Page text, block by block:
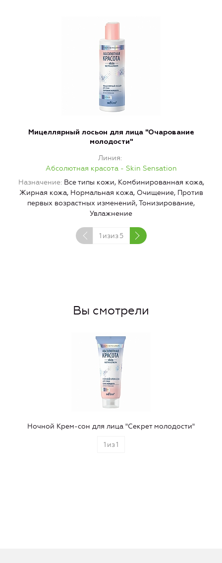
Мицеллярный лосьон для лица "Очарование
молодости"
Линия
Абсолютная красота - Skin Sensation
Назначение Все типы кожи, Комбинированная кожа,
Жирная кожа, Нормальная кожа, Очищение, Против
первых возрастных изменений, Тонизирование,
Увлажнение
1 изиз 5
Вы смотрели
Ночной Крем-сон для лица "Секрет молодости"
1 из1